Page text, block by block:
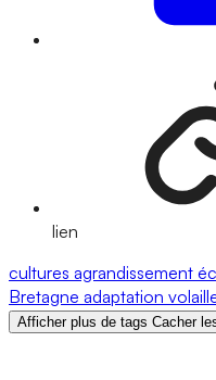
lien
cultures agrandissement
Bretagne adaptation
Afficher plus de tags Cacher